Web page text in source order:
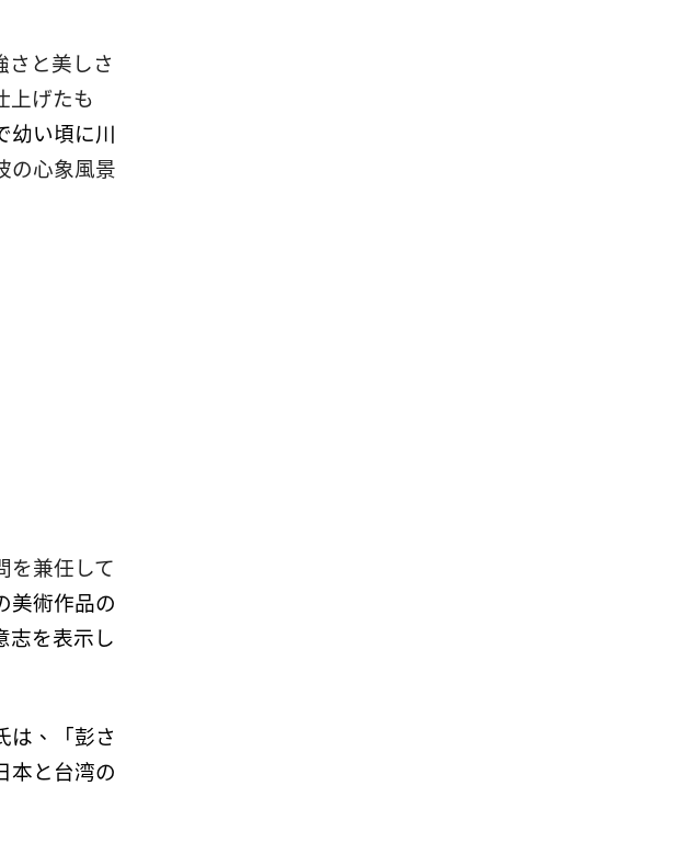
さと美しさ
上げたも
い頃に川
の心象風景
を兼任して
美術作品の
志を表示し
は、「彭さ
本と台湾の